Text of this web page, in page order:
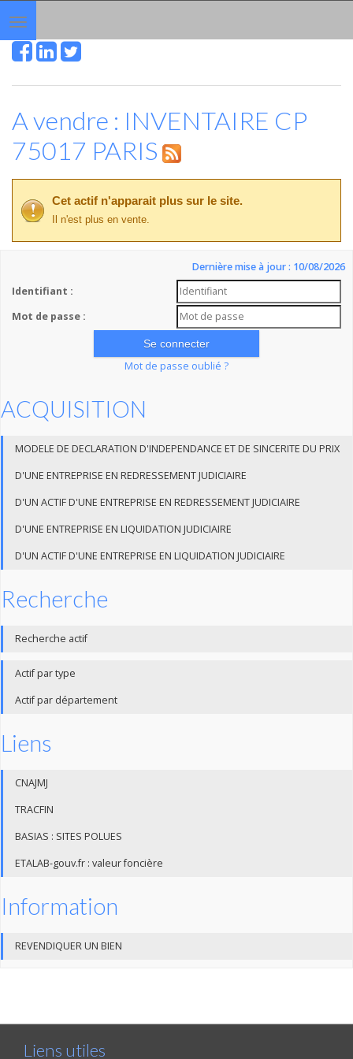
Toggle
navigation
A vendre : INVENTAIRE CP
75017 PARIS
Cet actif n'apparait plus sur le site.
Il n'est plus en vente.
Dernière mise à jour : 10/08/2026
Identifiant :
Mot de passe :
Mot de passe oublié ?
ACQUISITION
MODELE DE DECLARATION D'INDEPENDANCE ET DE SINCERITE DU PRIX
D'UNE ENTREPRISE EN REDRESSEMENT JUDICIAIRE
D'UN ACTIF D'UNE ENTREPRISE EN REDRESSEMENT JUDICIAIRE
D'UNE ENTREPRISE EN LIQUIDATION JUDICIAIRE
D'UN ACTIF D'UNE ENTREPRISE EN LIQUIDATION JUDICIAIRE
Recherche
Recherche actif
Actif par type
Actif par département
Liens
CNAJMJ
TRACFIN
BASIAS : SITES POLUES
ETALAB-gouv.fr : valeur foncière
Information
REVENDIQUER UN BIEN
Liens utiles